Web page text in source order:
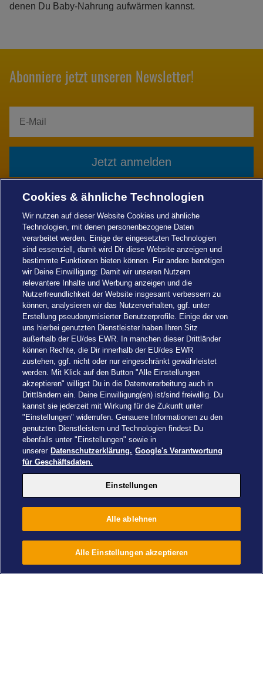
denen Du Baby-Nahrung aufwärmen kannst.
Abonniere jetzt unseren Newsletter!
Jetzt anmelden
Start Planen Besuch planen Top Tipps
Entdecken
Planen
Über uns
Informationen
Übernachtung buchen
Cookies & ähnliche Technologien
Wir nutzen auf dieser Website Cookies und ähnliche
Technologien, mit denen personenbezogene Daten
verarbeitet werden. Einige der eingesetzten Technologien
sind essenziell, damit wird Dir diese Website anzeigen und
bestimmte Funktionen bieten können. Für andere benötigen
wir Deine Einwilligung: Damit wir unseren Nutzern
relevantere Inhalte und Werbung anzeigen und die
Nutzerfreundlichkeit der Website insgesamt verbessern zu
können, analysieren wir das Nutzerverhalten, ggf. unter
Erstellung pseudonymisierter Benutzerprofile. Einige der von
uns hierbei genutzten Dienstleister haben Ihren Sitz
außerhalb der EU/des EWR. In manchen dieser Drittländer
können Rechte, die Dir innerhalb der EU/des EWR
zustehen, ggf. nicht oder nur eingeschränkt gewährleistet
werden. Mit Klick auf den Button "Alle Einstellungen
akzeptieren" willigst Du in die Datenverarbeitung auch in
Drittländern ein. Deine Einwilligung(en) ist/sind freiwillig. Du
kannst sie jederzeit mit Wirkung für die Zukunft unter
"Einstellungen" widerrufen. Genauere Informationen zu den
genutzten Dienstleistern und Technologien findest Du
ebenfalls unter "Einstellungen" sowie in
unserer Datenschutzerklärung. Google's Verantwortung
für Geschäftsdaten.
Einstellungen
Alle ablehnen
Alle Einstellungen akzeptieren